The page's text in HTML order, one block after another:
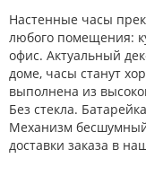
Настенные часы
любого помещения:
офис. Актуальный
доме, часы станут
выполнена из
Без стекла.
Механизм
доставки заказа в